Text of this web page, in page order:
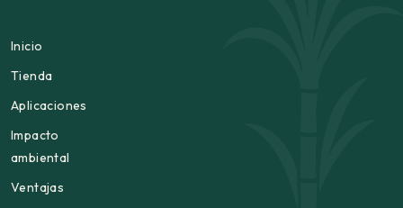
Inicio
Tienda
Aplicaciones
Impacto
ambiental
Ventajas